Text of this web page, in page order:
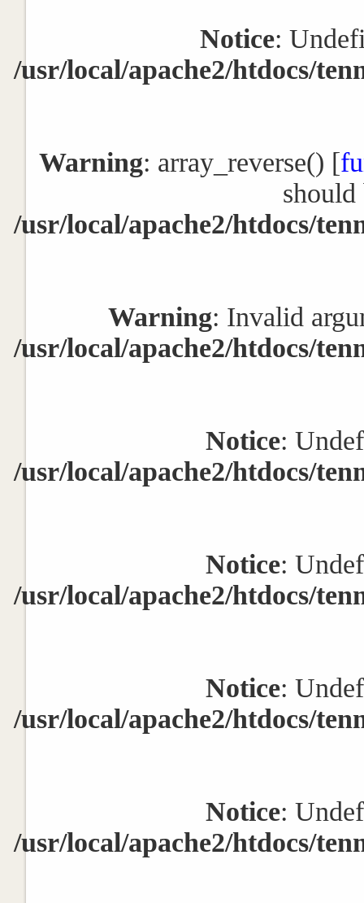
Notice:
/usr/local/apache2/htdocs/
Warning: array_reverse() [
should
/usr/local/apache2/htdocs/
Warning: Invalid
/usr/local/apache2/htdocs/
Notice:
/usr/local/apache2/htdocs/
Notice:
/usr/local/apache2/htdocs/
Notice:
/usr/local/apache2/htdocs/
Notice:
/usr/local/apache2/htdocs/